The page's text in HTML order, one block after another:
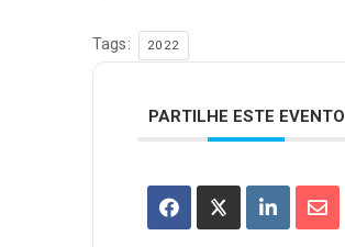
Tags: 2022
PARTILHE ESTE EVENTO